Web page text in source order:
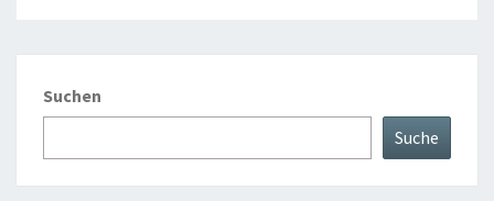
Suchen
Suche